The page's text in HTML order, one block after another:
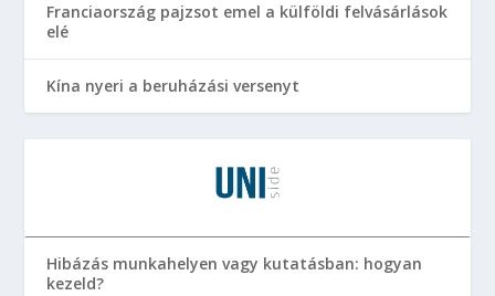
Franciaország pajzsot emel a külföldi felvásárlások
elé
Kína nyeri a beruházási versenyt
Hibázás munkahelyen vagy kutatásban: hogyan
kezeld?